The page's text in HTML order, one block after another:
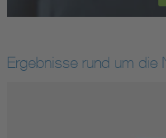
Ergebnisse rund um die